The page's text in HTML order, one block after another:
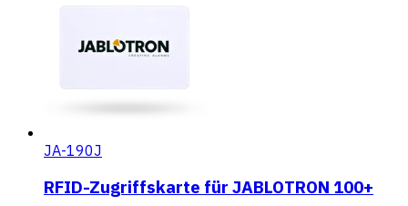
JA-190J
RFID-Zugriffskarte für JABLOTRON 100+